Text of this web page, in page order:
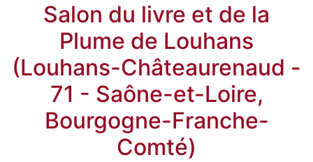
Salon du livre et de la
Plume de Louhans
(Louhans-Châteaurenaud -
71 - Saône-et-Loire,
Bourgogne-Franche-
Comté)